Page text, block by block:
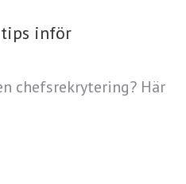
inför
chefsrekrytering? Här